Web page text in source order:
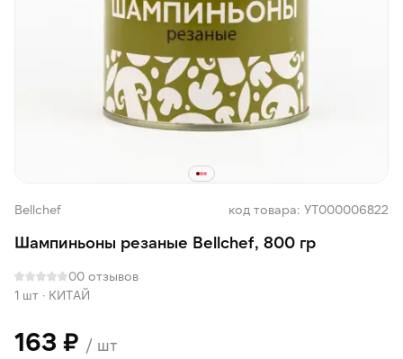
Bellсhef код товара: УТ000006822
Шампиньоны резаные Bellсhef, 800 гр
00 отзывов
1 шт · КИТАЙ
163 ₽ / шт